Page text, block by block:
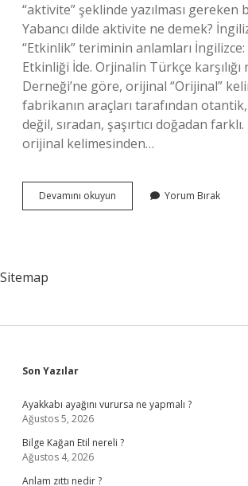
“aktivite” şeklinde yazılması gereken
Yabancı dilde aktivite ne demek?
“Etkinlik” teriminin anlamları İngilizce:
Etkinliği İde. Orjinalin Türkçe
Derneği’ne göre, orijinal “Orijinal”
fabrikanın araçları tarafından
değil, sıradan, şaşırtıcı doğadan farklı.
orijinal kelimesinden…
Devamını okuyun
Turkce
Yorum Bırak
Sitemap
Sidebar
Son Yazılar
Ayakkabı ayağını vurursa ne yapmalı ?
Ağustos 5, 2026
Bilge Kağan Etil nereli ?
Ağustos 4, 2026
Anlam zıttı nedir ?